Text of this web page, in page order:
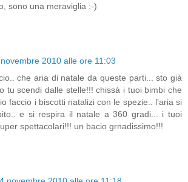
sono una meraviglia :-)
2010 alle ore 11:03
che aria di natale da queste parti... sto già
tu scendi dalle stelle!!! chissà i tuoi bimbi che
faccio i biscotti natalizi con le spezie.. l’aria si
e si respira il natale a 360 gradi... i tuoi
spettacolari!!! un bacio grnadissimo!!!